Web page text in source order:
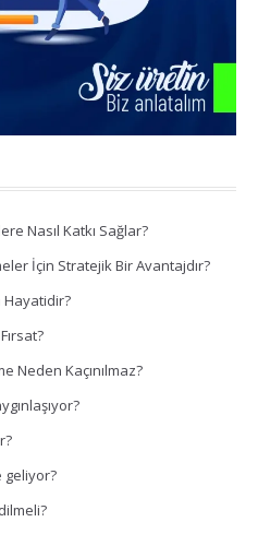
Nasıl Katkı Sağlar?
İçin Stratejik Bir Avantajdır?
Hayatidir?
Neden Kaçınılmaz?
geliyor?